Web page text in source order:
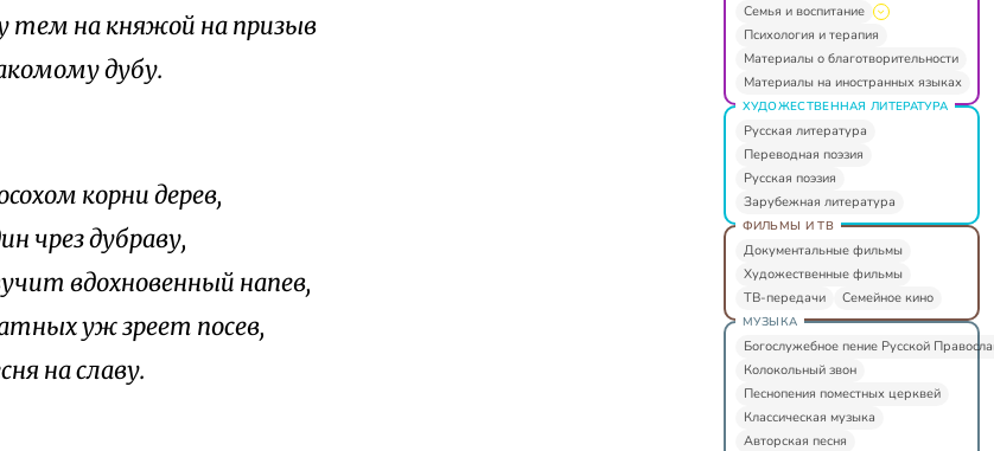
тем на княжой на призыв
дубу.
корни дерев,
чрез дубраву,
вдохновенный напев,
уж зреет посев,
на славу.
Семья и воспитание
Психология и терапия
Материалы о благотворительности
Материалы на иностранных языках
ХУДОЖЕСТВЕННАЯ ЛИТЕРАТУРА
Русская литература
Переводная поэзия
Русская поэзия
Зарубежная литература
ФИЛЬМЫ И ТВ
Документальные фильмы
Художественные фильмы
ТВ-передачи
Семейное кино
МУЗЫКА
Богослужебное пение Русской
Колокольный звон
Песнопения поместных церквей
Классическая музыка
Авторская песня